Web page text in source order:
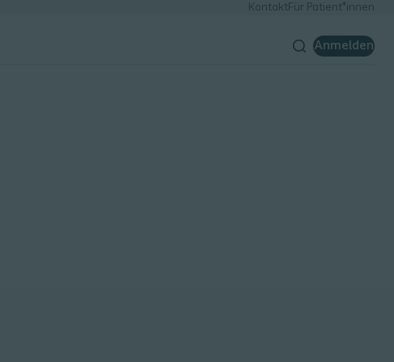
KontaktFür Patient*innen
Anmelden